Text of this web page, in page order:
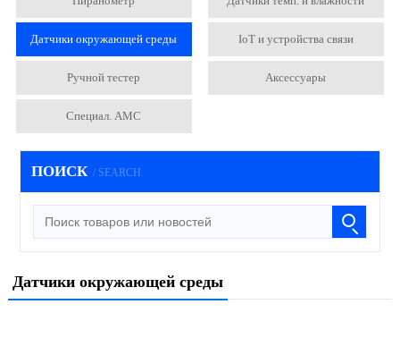
Датчики окружающей среды IoT и устройства связи
Ручной тестер Аксессуары
Специал. АМС
ПОИСК / SEARCH
Датчики окружающей среды